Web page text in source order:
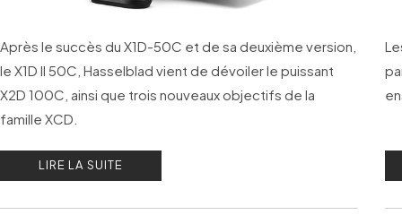
Après le succès du X1D-50C et de sa deuxième version,
le X1D II 50C, Hasselblad vient de dévoiler le puissant
X2D 100C, ainsi que trois nouveaux objectifs de la
famille XCD.
LIRE LA SUITE